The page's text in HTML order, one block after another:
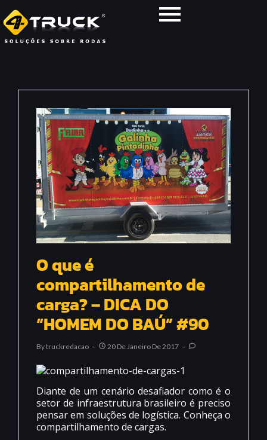
O que é
compartilhamento de
carga? – DICA DO
“HOMEM DO BAÚ” #90
ByTruckredacao 20 De Janeiro De 2017
Diante de um cenário desafiador como é o
setor de infraestrutura brasileiro é preciso
pensar em soluções de logística. Conheça o
compartilhamento de cargas.